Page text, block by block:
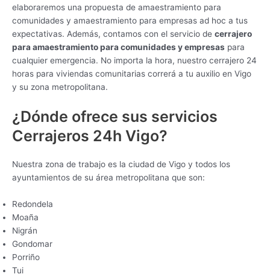
elaboraremos una propuesta de amaestramiento para
comunidades y amaestramiento para empresas ad hoc a tus
expectativas. Además, contamos con el servicio de cerrajero
para amaestramiento para comunidades y empresas para
cualquier emergencia. No importa la hora, nuestro cerrajero 24
horas para viviendas comunitarias correrá a tu auxilio en Vigo
y su zona metropolitana.
¿Dónde ofrece sus servicios
Cerrajeros 24h Vigo?
Nuestra zona de trabajo es la ciudad de Vigo y todos los
ayuntamientos de su área metropolitana que son:
Redondela
Moaña
Nigrán
Gondomar
Porriño
Tui